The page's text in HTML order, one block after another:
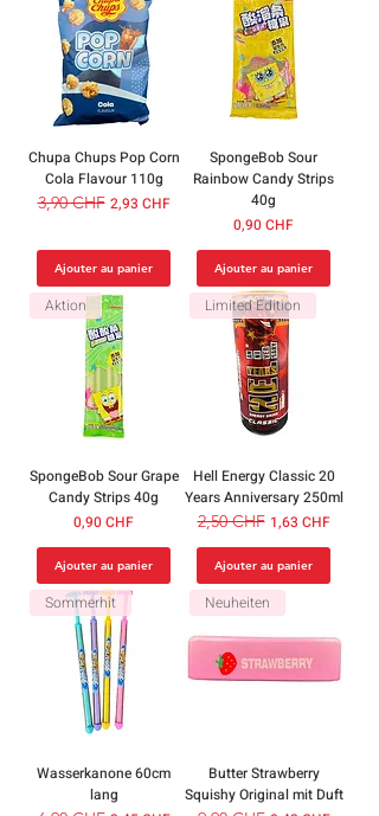
Chupa Chups Pop Corn
Cola Flavour 110g
Prix original
3,90 CHF Prix promotionnel
2,93 CHF
Ajouter au panier
SpongeBob Sour
Rainbow Candy Strips
40g
Prix
0,90 CHF
Ajouter au panier
Aktion
SpongeBob Sour Grape
Candy Strips 40g
Prix
0,90 CHF
Ajouter au panier
Limited Edition
Hell Energy Classic 20
Years Anniversary 250ml
Prix original
2,50 CHF Prix promotionnel
1,63 CHF
Ajouter au panier
Sommerhit
Wasserkanone 60cm
lang
Neuheiten
Butter Strawberry
Squishy Original mit Duft